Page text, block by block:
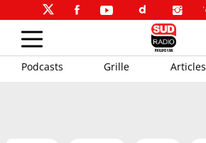
Podcasts Grille Articles